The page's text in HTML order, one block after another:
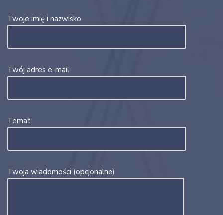
Twoje imię i nazwisko
Twój adres e-mail
Temat
Twoja wiadomości (opcjonalne)